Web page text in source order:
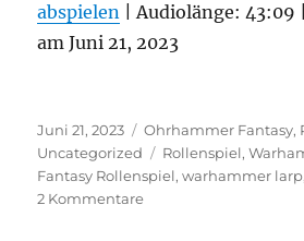
RSS FEED
TEILEN
LINK
abspielen |Audiolänge: 43:09
am Juni 21, 2023
Veröffentlicht
am
Juni 21, 2023 Kategorien
Ohrhammer Fantasy,
Uncategorized
Schlagwörter
Rollenspiel,
Fantasy Rollenspiel,warhammer larp
2 Kommentarezu